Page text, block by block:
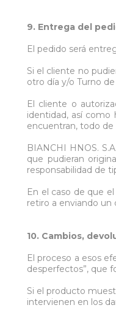
9. Entrega del
El pedido será
Si el cliente no
otro día y/o Turno
El cliente o
identidad, así como
encuentran, todo de
BIANCHI HNOS.
que pudieran
responsabilidad de
En el caso de que
retiro a enviando un
10. Cambios,
El proceso a esos
desperfectos”, que
Si el producto
intervienen en los